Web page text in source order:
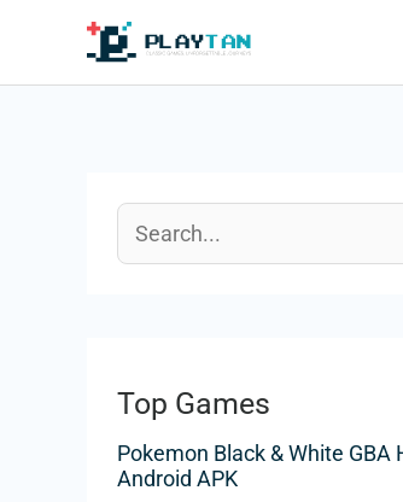
e
r
Top Games
Pokemon Black & White GBA
Android APK